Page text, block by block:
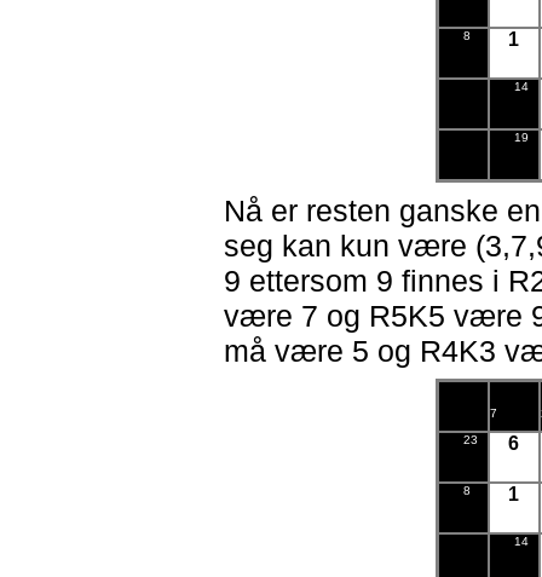
8 1
14
19
Nå er resten ganske
seg kan kun være
9 ettersom 9 finnes i
være 7 og R5K5 være
må være 5 og R4K3
7
23
6
8 1
14